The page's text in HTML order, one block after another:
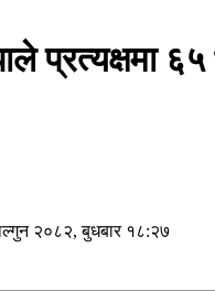
प्रत्यक्षमा
२०८२, बुधबार १८:२७